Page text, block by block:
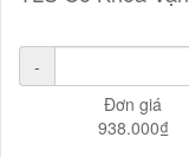
-
Đơn giá
938.000₫